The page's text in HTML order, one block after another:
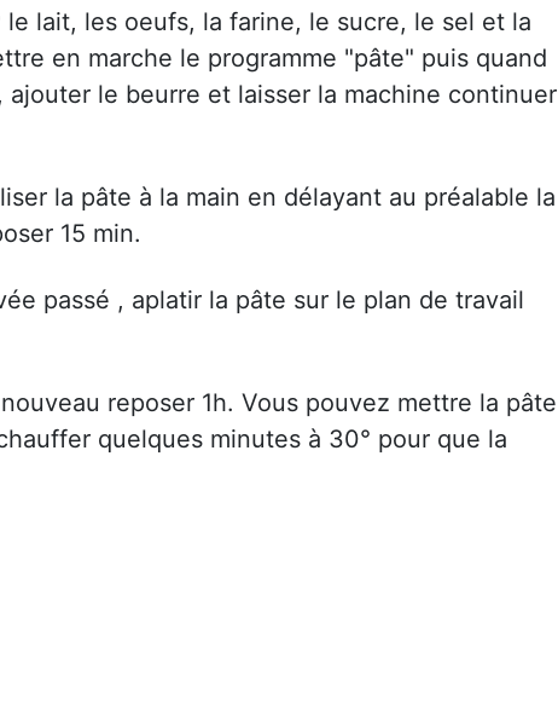
lait, les oeufs, la farine, le sucre, le sel et la
en marche le programme "pâte" puis quand
le beurre et laisser la machine continuer
la pâte à la main en délayant au préalable la
15 min.
passé , aplatir la pâte sur le plan de travail
reposer 1h. Vous pouvez mettre la pâte
quelques minutes à 30° pour que la